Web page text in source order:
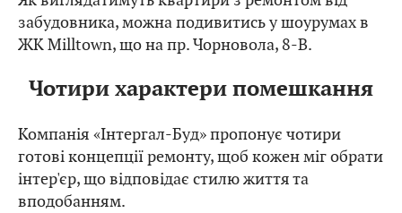
забудовника, можна подивитись у шоурумах в
ЖК Milltown, що на пр. Чорновола, 8-В.
Чотири характери помешкання
Компанія «Інтергал-Буд» пропонує чотири
готові концепції ремонту, щоб кожен міг обрати
інтер'єр, що відповідає стилю життя та
вподобанням.